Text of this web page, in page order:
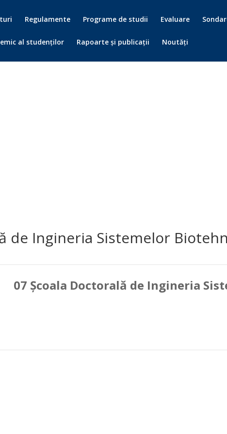
Regulamente Programe de studii Evaluare
al studenților Rapoarte și publicații Noutăți
de Ingineria Sistemelor
07 Școala Doctorală de Ingineria